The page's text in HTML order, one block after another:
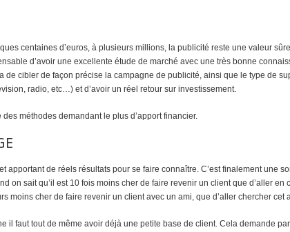
centaines d’euros, à plusieurs millions, la publicité reste une valeur
d’avoir une excellente étude de marché avec une très bonne
de cibler de façon précise la campagne de publicité, ainsi que le type de
radio, etc…) et d’avoir un réel retour sur investissement.
des méthodes demandant le plus d’apport financier.
apportant de réels résultats pour se faire connaître. C’est finalement une
on sait qu’il est 10 fois moins cher de faire revenir un client que d’aller en
moins cher de faire revenir un client avec un ami, que d’aller chercher cet
il faut tout de même avoir déjà une petite base de client. Cela demande